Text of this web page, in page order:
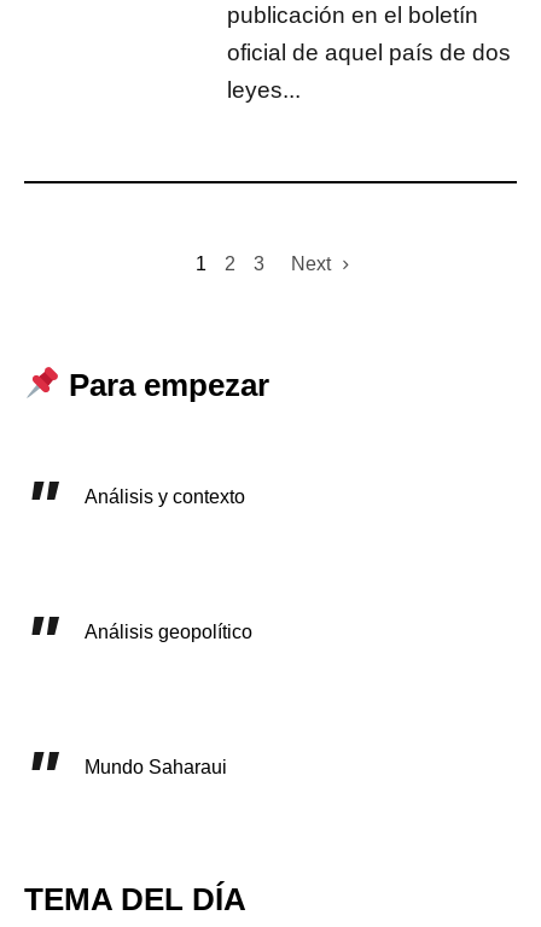
publicación en el boletín
oficial de aquel país de dos
leyes...
1 2 3 Next
Para empezar
Análisis y contexto
Análisis geopolítico
Mundo Saharaui
TEMA DEL DÍA